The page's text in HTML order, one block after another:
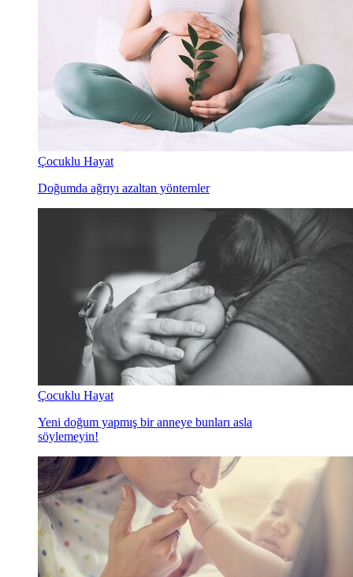
Çocuklu Hayat
Doğumda ağrıyı azaltan yöntemler
Çocuklu Hayat
Yeni doğum yapmış bir anneye bunları asla
söylemeyin!